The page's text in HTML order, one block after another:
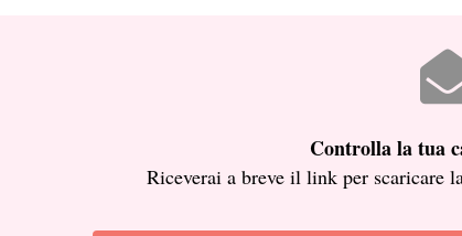
Controlla la tua
Riceverai a breve il link per scaricare